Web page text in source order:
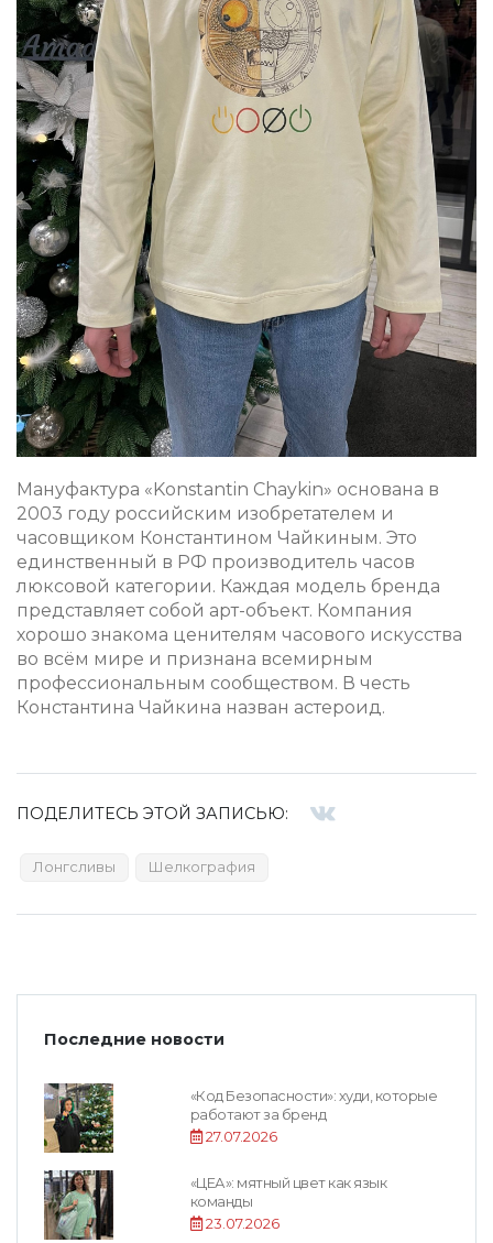
Последние новости
«Код Безопасности»: худи, которые
работают за бренд
27.07.2026
«ЦЕА»: мятный цвет как язык
команды
23.07.2026
Мануфактура «Konstantin Chaykin» основана в
2003 году российским изобретателем и
часовщиком Константином Чайкиным. Это
единственный в РФ производитель часов
люксовой категории. Каждая модель бренда
представляет собой арт-объект. Компания
хорошо знакома ценителям часового искусства
во всём мире и признана всемирным
профессиональным сообществом. В честь
Константина Чайкина назван астероид.
ПОДЕЛИТЕСЬ ЭТОЙ ЗАПИСЬЮ:
Лонгсливы Шелкография